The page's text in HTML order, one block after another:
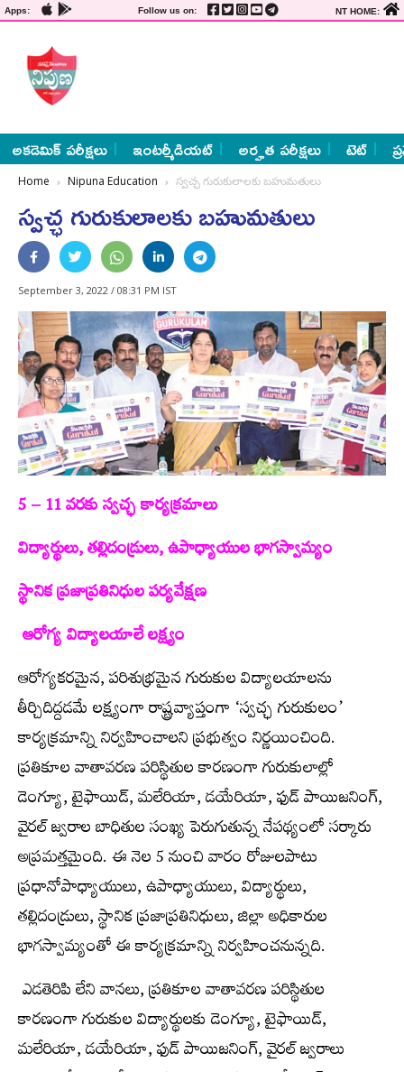
Apps: Follow us on: NT HOME:
అకడెమిక్ పరీక్షలు ఇంటర్మీడియట్ అర్హత పరీక్షలు టెట్
Home Nipuna Education స్వచ్ఛ గురుకులాలకు బ‌హుమతులు
స్వచ్ఛ గురుకులాలకు బ‌హుమతులు
September 3, 2022 / 08:31 PM IST
5 – 11 వరకు స్వచ్ఛ కార్యక్రమాలు
విద్యార్థులు, తల్లిదండ్రులు, ఉపాధ్యాయుల భాగస్వామ్యం
స్థానిక ప్రజాప్రతినిధుల పర్యవేక్షణ
ఆరోగ్య విద్యాలయాలే లక్ష్యం
ఆరోగ్యకరమైన, పరిశుభ్రమైన గురుకుల విద్యాలయాలను
తీర్చిదిద్దడమే లక్ష్యంగా రాష్ట్రవ్యాప్తంగా ‘స్వచ్ఛ గురుకులం’
కార్యక్రమాన్ని నిర్వహించాలని ప్రభుత్వం నిర్ణయించింది.
ప్రతికూల వాతావరణ పరిస్థితుల కారణంగా గురుకులాల్లో
డెంగ్యూ, టైఫాయిడ్‌, మలేరియా, డయేరియా, ఫుడ్‌ పాయిజనింగ్‌,
వైరల్‌ జ్వరాల బాధితుల సంఖ్య పెరుగుతున్న నేపథ్యంలో సర్కారు
అప్రమత్తమైంది. ఈ నెల 5 నుంచి వారం రోజులపాటు
ప్రధానోపాధ్యాయులు, ఉపాధ్యాయులు, విద్యార్థులు,
తల్లిదండ్రులు, స్థానిక ప్రజాప్రతినిధులు, జిల్లా అధికారుల
భాగస్వామ్యంతో ఈ కార్యక్రమాన్ని నిర్వహించనున్నది.
ఎడతెరిపి లేని వానలు, ప్రతికూల వాతావరణ పరిస్థితుల
కారణంగా గురుకుల విద్యార్థులకు డెంగ్యూ, టైఫాయిడ్‌,
మలేరియా, డయేరియా, ఫుడ్‌ పాయిజనింగ్‌, వైరల్‌ జ్వరాలు